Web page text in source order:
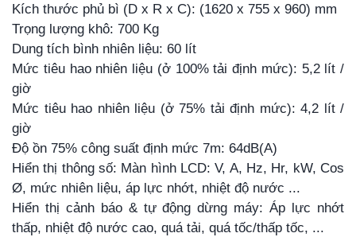
Kích thước phủ bì (D x R x C): (1620 x 755 x 960) mm
Trọng lượng khô: 700 Kg
Dung tích bình nhiên liệu: 60 lít
Mức tiêu hao nhiên liệu (ở 100% tải định mức): 5,2 lít /
giờ
Mức tiêu hao nhiên liệu (ở 75% tải định mức): 4,2 lít /
giờ
Độ ồn 75% công suất định mức 7m: 64dB(A)
Hiển thị thông số: Màn hình LCD: V, A, Hz, Hr, kW, Cos
Ø, mức nhiên liệu, áp lực nhớt, nhiệt độ nước ...
Hiển thị cảnh báo & tự động dừng máy: Áp lực nhớt
thấp, nhiệt độ nước cao, quá tải, quá tốc/thấp tốc, ...